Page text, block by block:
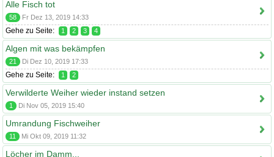
Alle Fisch tot
58 Fr Dez 13, 2019 14:33
Gehe zu Seite: 1 2 3 4
Algen mit was bekämpfen
21 Di Dez 10, 2019 17:33
Gehe zu Seite: 1 2
Verwilderte Weiher wieder instand setzen
1 Di Nov 05, 2019 15:40
Umrandung Fischweiher
11 Mi Okt 09, 2019 11:32
Löcher im Damm...